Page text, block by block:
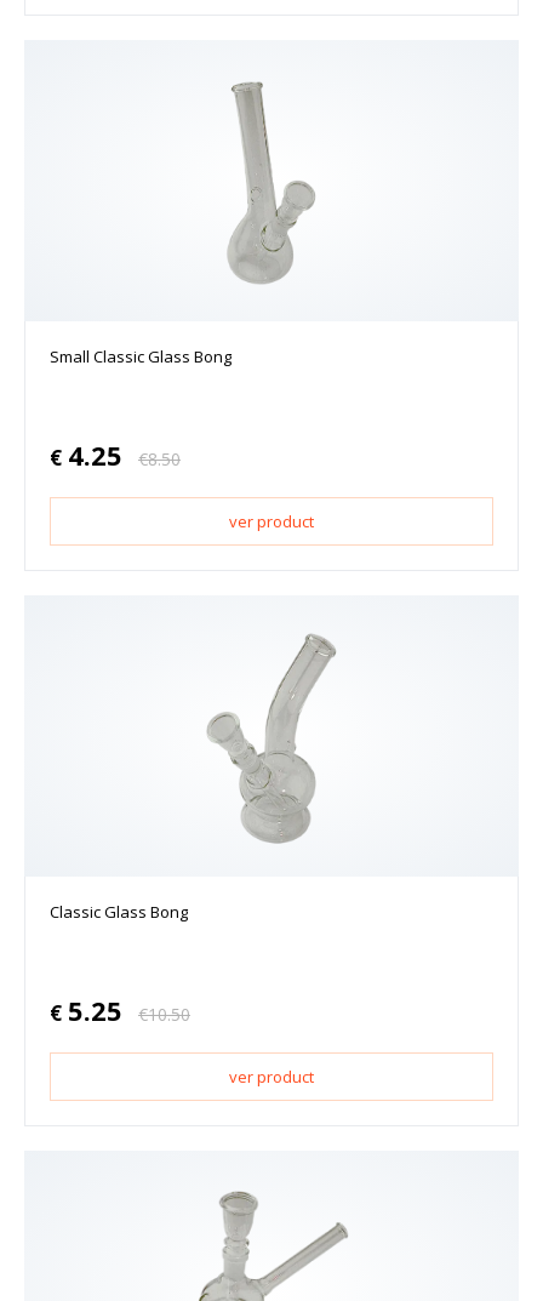
Small Classic Glass Bong
€ 4.25 €8.50
ver product
Classic Glass Bong
€ 5.25 €10.50
ver product